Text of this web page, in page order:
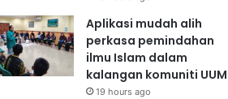
Aplikasi mudah alih
perkasa pemindahan
ilmu Islam dalam
kalangan komuniti UUM
19 hours ago